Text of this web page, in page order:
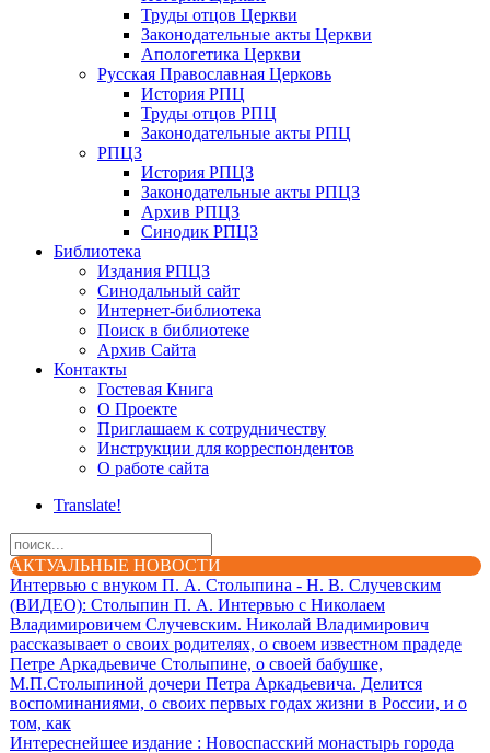
Труды отцов Церкви
Законодательные акты Церкви
Апологетика Церкви
Русская Православная Церковь
История РПЦ
Труды отцов РПЦ
Законодательные акты РПЦ
РПЦЗ
История РПЦЗ
Законодательные акты РПЦЗ
Архив РПЦЗ
Синодик РПЦЗ
Библиотека
Издания РПЦЗ
Синодальный сайт
Интернет-библиотека
Поиск в библиотеке
Архив Сайта
Контакты
Гостевая Книга
О Проекте
Приглашаем к сотрудничеству
Инструкции для корреспондентов
О работе сайта
Translate!
АКТУАЛЬНЫЕ НОВОСТИ
Интервью с внуком П. А. Столыпина - Н. В. Случевским
(ВИДЕО): Столыпин П. А. Интервью с Николаем
Владимировичем Случевским. Николай Владимирович
рассказывает о своих родителях, о своем известном прадеде
Петре Аркадьевиче Столыпине, о своей бабушке,
М.П.Столыпиной дочери Петра Аркадьевича. Делится
воспоминаниями, о своих первых годах жизни в России, и о
том, как
Интереснейшее издание : Новоспасский монастырь города